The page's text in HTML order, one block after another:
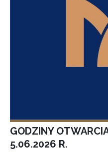
GODZINY
5.06.2026 R.